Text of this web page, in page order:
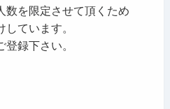
数を限定させて頂くため
ています。
録下さい。